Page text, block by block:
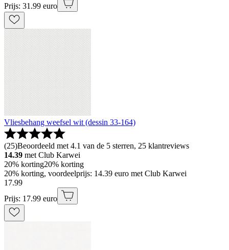
Prijs: 31.99 euro
Vliesbehang weefsel wit (dessin 33-164)
(25)Beoordeeld met 4.1 van de 5 sterren, 25 klantreviews
14.39 met Club Karwei
20% korting20% korting
20% korting, voordeelprijs: 14.39 euro met Club Karwei
17.99
Prijs: 17.99 euro